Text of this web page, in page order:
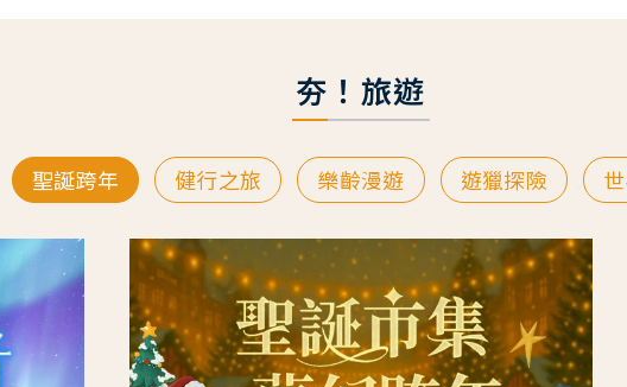
夯！旅遊
聖誕跨年 健行之旅 樂齡漫遊 遊獵探險